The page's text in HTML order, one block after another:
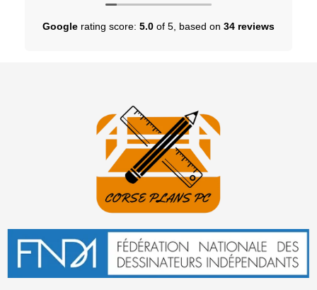
Google rating score: 5.0 of 5, based on 34 reviews